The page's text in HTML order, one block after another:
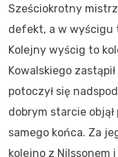
Sześciokrotny
defekt, a w wyścigu
Kolejny wyścig to
Kowalskiego
potoczył się
dobrym starcie
samego końca. Za
kolejno z